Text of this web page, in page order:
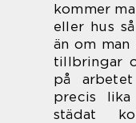
kommer
eller hus
än om
tillbringar
på
precis
städat